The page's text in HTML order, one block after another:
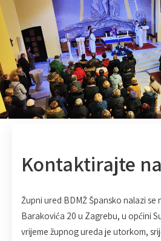
Kontaktirajte
Župni ured BDMŽ Špansko nalazi se
Barakovića 20 u Zagrebu, u općini
vrijeme župnog ureda je utorkom,